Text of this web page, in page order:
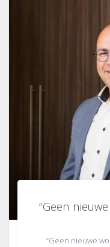
“Geen
“Geen nieuwe